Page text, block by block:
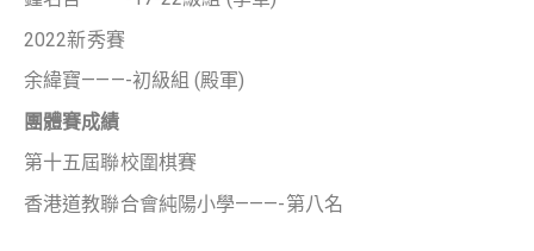
2022新秀賽
余緯寶———-初級組 (殿軍)
團體賽成績
第十五屆聯校圍棋賽
香港道教聯合會純陽小學———-第八名